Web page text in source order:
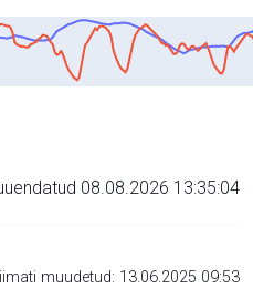
08.08.2026 13:35:04
muudetud: 13.06.2025 09:53